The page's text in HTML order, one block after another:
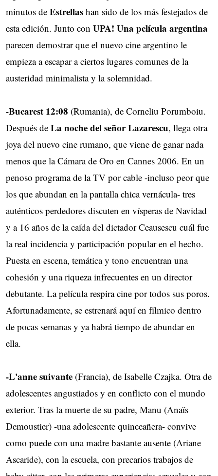
minutos de Estrellas han sido de los más festejados de
esta edición. Junto con UPA! Una película argentina
parecen demostrar que el nuevo cine argentino le
empieza a escapar a ciertos lugares comunes de la
austeridad minimalista y la solemnidad.
-Bucarest 12:08 (Rumania), de Corneliu Porumboiu.
Después de La noche del señor Lazarescu, llega otra
joya del nuevo cine rumano, que viene de ganar nada
menos que la Cámara de Oro en Cannes 2006. En un
penoso programa de la TV por cable -incluso peor que
los que abundan en la pantalla chica vernácula- tres
auténticos perdedores discuten en vísperas de Navidad
y a 16 años de la caída del dictador Ceausescu cuál fue
la real incidencia y participación popular en el hecho.
Puesta en escena, temática y tono encuentran una
cohesión y una riqueza infrecuentes en un director
debutante. La película respira cine por todos sus poros.
Afortunadamente, se estrenará aquí en fílmico dentro
de pocas semanas y ya habrá tiempo de abundar en
ella.
-L'anne suivante (Francia), de Isabelle Czajka. Otra de
adolescentes angustiados y en conflicto con el mundo
exterior. Tras la muerte de su padre, Manu (Anaïs
Demoustier) -una adolescente quinceañera- convive
como puede con una madre bastante ausente (Ariane
Ascaride), con la escuela, con precarios trabajos de